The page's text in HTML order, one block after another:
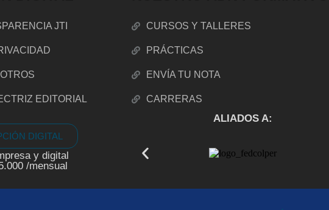
JTI
EDITORIAL
DIGITAL
y digital
/mensual
CURSOS Y TALLERES
PRÁCTICAS
ENVÍA TU NOTA
CARRERAS
ALIADOS A: